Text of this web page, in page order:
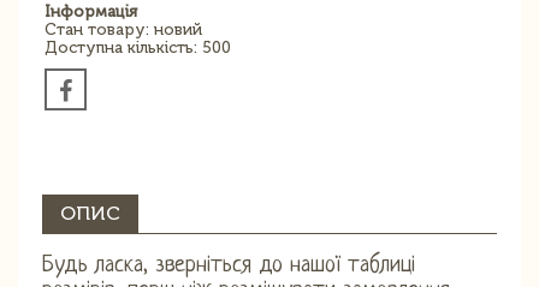
Інформація
Стан товару: новий
Доступна кількість: 500
ОПИС
Будь ласка, зверніться до нашої таблиці